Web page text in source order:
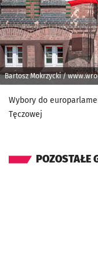
Bartosz Mokrzycki /
Wybory do
Tęczowej
POZOSTAŁE